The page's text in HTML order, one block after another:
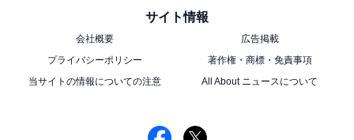
サイト情報
会社概要
広告掲載
プライバシーポリシー
著作権・商標・免責事項
当サイトの情報についての注意
All About ニュースについて